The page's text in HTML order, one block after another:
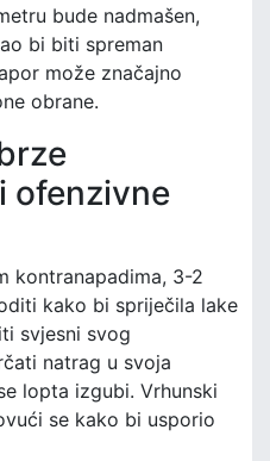
bude nadmašen,
bi biti spreman
može značajno
obrane.
ofenzivne
kontranapadima, 3-2
kako bi spriječila lake
svjesni svog
natrag u svoja
lopta izgubi. Vrhunski
se kako bi usporio